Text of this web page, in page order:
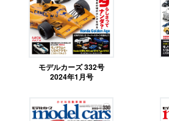
モデルカーズ 332号
2024年1月号